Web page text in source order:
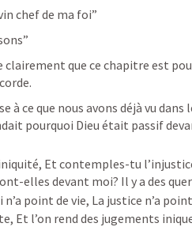
chef de ma foi”
clairement que ce chapitre est
à ce que nous avons déjà vu dans
pourquoi Dieu était passif
Et contemples-tu
elles devant moi? Il y a des
n’a point de vie, La justice n’a
Et l’on rend des jugements